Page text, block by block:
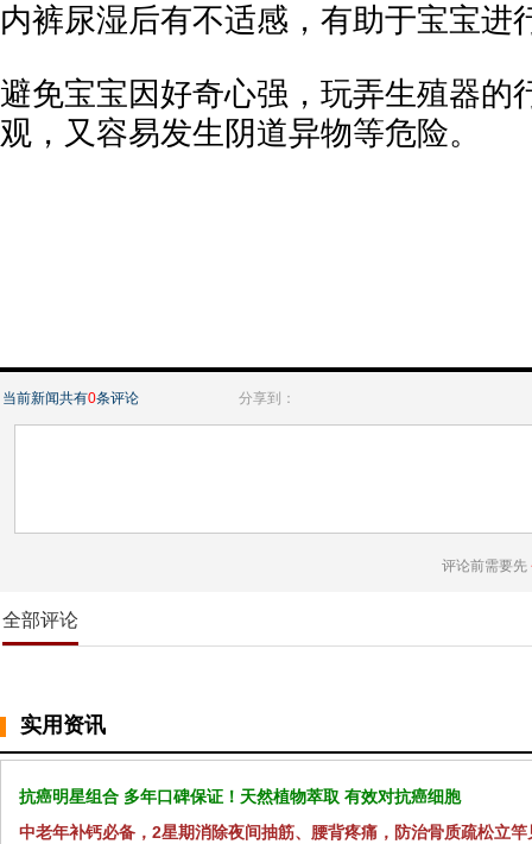
内裤尿湿后有不适感，有助于宝宝进
避免宝宝因好奇心强，玩弄生殖器的
观，又容易发生阴道异物等危险。
当前新闻共有0条评论 分享到：
评论前需要先
全部评论
实用资讯
抗癌明星组合 多年口碑保证！天然植物萃取 有效对抗癌细胞
中老年补钙必备，2星期消除夜间抽筋、腰背疼痛，防治骨质疏松立竿